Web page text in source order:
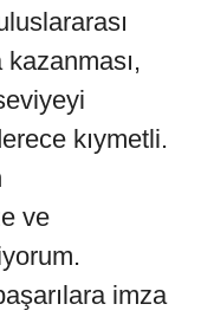
kıymetli.
ve
imza